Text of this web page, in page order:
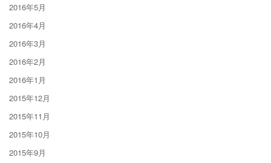
2016年5月
2016年4月
2016年3月
2016年2月
2016年1月
2015年12月
2015年11月
2015年10月
2015年9月